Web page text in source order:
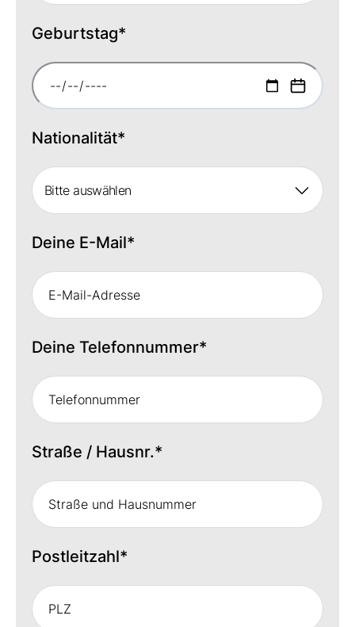
Geburtstag*
Nationalität*
Bitte auswählen
Deine E-Mail*
Deine Telefonnummer*
Straße / Hausnr.*
Postleitzahl*